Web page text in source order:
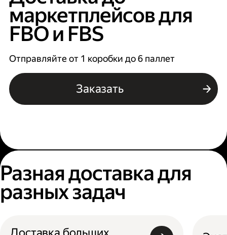
маркетплейсов для
FBO и FBS
Отправляйте от 1 коробки до 6 паллет
Заказать
Разная доставка для
разных задач